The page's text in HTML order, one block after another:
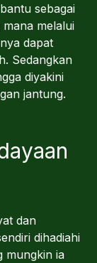
sebagai
melalui
dapat
Sedangkan
diyakini
jantung.
dan
dihadiahi
mungkin ia